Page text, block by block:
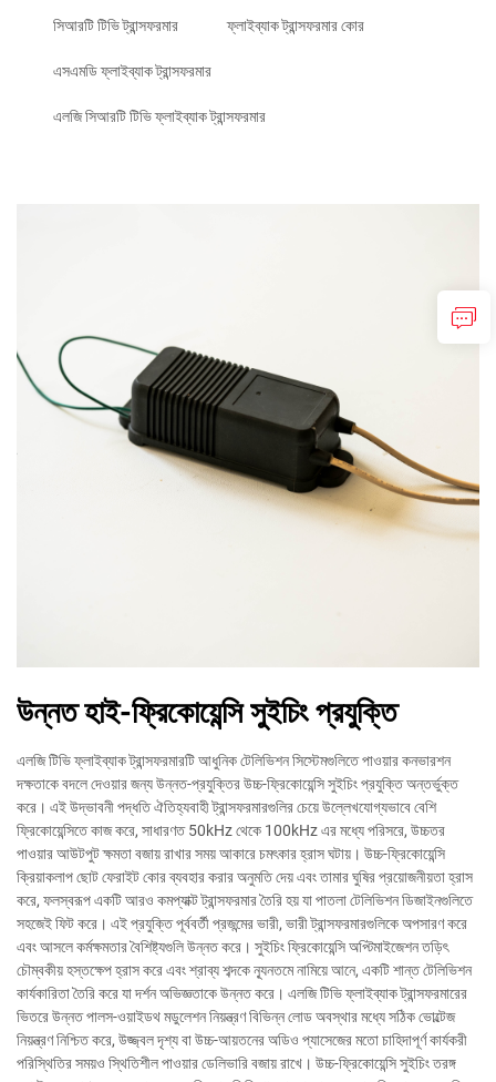
সিআরটি টিভি ট্রান্সফরমার ফ্লাইব্যাক ট্রান্সফরমার কোর
এসএমডি ফ্লাইব্যাক ট্রান্সফরমার
এলজি সিআরটি টিভি ফ্লাইব্যাক ট্রান্সফরমার
উন্নত হাই-ফ্রিকোয়েন্সি সুইচিং প্রযুক্তি
এলজি টিভি ফ্লাইব্যাক ট্রান্সফরমারটি আধুনিক টেলিভিশন সিস্টেমগুলিতে পাওয়ার কনভারশন
দক্ষতাকে বদলে দেওয়ার জন্য উন্নত-প্রযুক্তির উচ্চ-ফ্রিকোয়েন্সি সুইচিং প্রযুক্তি অন্তর্ভুক্ত
করে। এই উদ্ভাবনী পদ্ধতি ঐতিহ্যবাহী ট্রান্সফরমারগুলির চেয়ে উল্লেখযোগ্যভাবে বেশি
ফ্রিকোয়েন্সিতে কাজ করে, সাধারণত 50kHz থেকে 100kHz এর মধ্যে পরিসরে, উচ্চতর
পাওয়ার আউটপুট ক্ষমতা বজায় রাখার সময় আকারে চমৎকার হ্রাস ঘটায়। উচ্চ-ফ্রিকোয়েন্সি
ক্রিয়াকলাপ ছোট ফেরাইট কোর ব্যবহার করার অনুমতি দেয় এবং তামার ঘুষির প্রয়োজনীয়তা হ্রাস
করে, ফলস্বরূপ একটি আরও কমপ্যাক্ট ট্রান্সফরমার তৈরি হয় যা পাতলা টেলিভিশন ডিজাইনগুলিতে
সহজেই ফিট করে। এই প্রযুক্তি পূর্ববর্তী প্রজন্মের ভারী, ভারী ট্রান্সফরমারগুলিকে অপসারণ করে
এবং আসলে কর্মক্ষমতার বৈশিষ্ট্যগুলি উন্নত করে। সুইচিং ফ্রিকোয়েন্সি অপ্টিমাইজেশন তড়িৎ
চৌম্বকীয় হস্তক্ষেপ হ্রাস করে এবং শ্রাব্য শব্দকে ন্যূনতমে নামিয়ে আনে, একটি শান্ত টেলিভিশন
কার্যকারিতা তৈরি করে যা দর্শন অভিজ্ঞতাকে উন্নত করে। এলজি টিভি ফ্লাইব্যাক ট্রান্সফরমারের
ভিতরে উন্নত পালস-ওয়াইডথ মডুলেশন নিয়ন্ত্রণ বিভিন্ন লোড অবস্থার মধ্যে সঠিক ভোল্টেজ
নিয়ন্ত্রণ নিশ্চিত করে, উজ্জ্বল দৃশ্য বা উচ্চ-আয়তনের অডিও প্যাসেজের মতো চাহিদাপূর্ণ কার্যকরী
পরিস্থিতির সময়ও স্থিতিশীল পাওয়ার ডেলিভারি বজায় রাখে। উচ্চ-ফ্রিকোয়েন্সি সুইচিং তরঙ্গ